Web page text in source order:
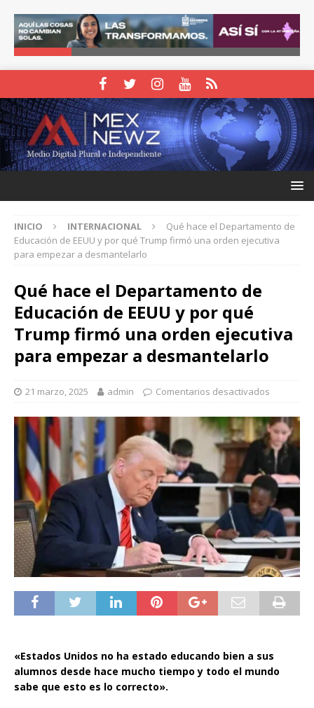
INICIO INTERNACIONAL
Qué hace el Departamento de
Educación de EEUU y por qué Trump firmó una orden ejecutiva
para empezar a desmantelarlo
Qué hace el Departamento de
Educación de EEUU y por qué
Trump firmó una orden ejecutiva
para empezar a desmantelarlo
21 marzo, 2025 admin Comentarios desactivados
«Estados Unidos no ha estado educando bien a sus
alumnos desde hace mucho tiempo y todo el mundo
sabe que esto es lo correcto».